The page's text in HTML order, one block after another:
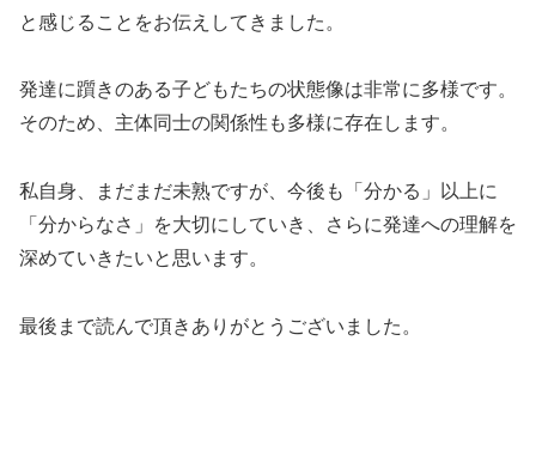
と感じることをお伝えしてきました。
発達に躓きのある子どもたちの状態像は非常に多様です。
そのため、主体同士の関係性も多様に存在します。
私自身、まだまだ未熟ですが、今後も「分かる」以上に
「分からなさ」を大切にしていき、さらに発達への理解を
深めていきたいと思います。
最後まで読んで頂きありがとうございました。